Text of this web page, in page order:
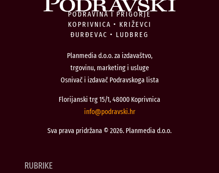
PODRAVINA I PRIGORJE
KOPRIVNICA • KRIŽEVCI
ĐURĐEVAC • LUDBREG
Planmedia d.o.o. za izdavaštvo,
trgovinu, marketing i usluge
Osnivač i izdavač Podravskoga lista
Florijanski trg 15/1, 48000 Koprivnica
rh.iksvardop
@ofni
Sva prava pridržana © 2026. Planmedia d.o.o.
RUBRIKE